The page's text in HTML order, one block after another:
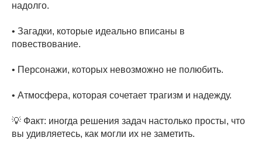
надолго.
• Загадки, которые идеально вписаны в
повествование.
• Персонажи, которых невозможно не полюбить.
• Атмосфера, которая сочетает трагизм и надежду.
💡 Факт: иногда решения задач настолько просты, что
вы удивляетесь, как могли их не заметить.